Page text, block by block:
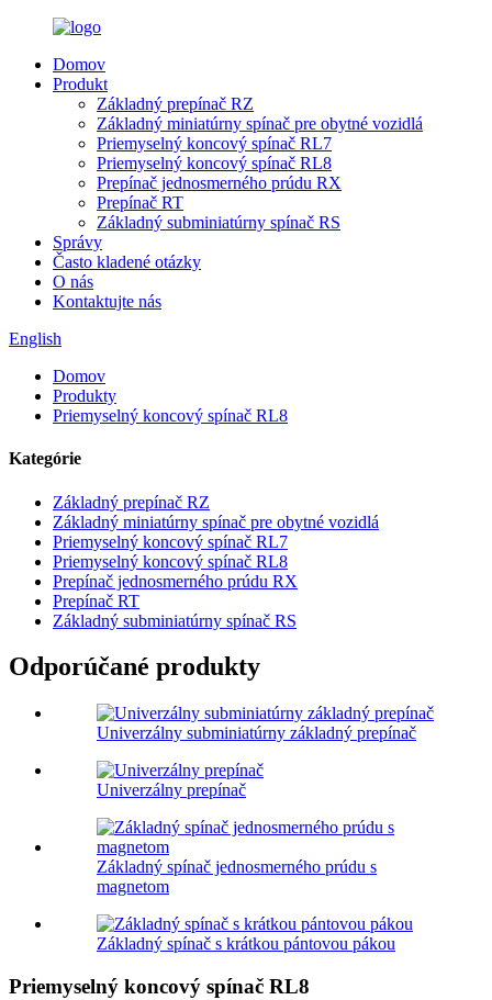
Domov
Produkt
Základný prepínač RZ
Základný miniatúrny spínač pre obytné vozidlá
Priemyselný koncový spínač RL7
Priemyselný koncový spínač RL8
Prepínač jednosmerného prúdu RX
Prepínač RT
Základný subminiatúrny spínač RS
Správy
Často kladené otázky
O nás
Kontaktujte nás
English
Domov
Produkty
Priemyselný koncový spínač RL8
Kategórie
Základný prepínač RZ
Základný miniatúrny spínač pre obytné vozidlá
Priemyselný koncový spínač RL7
Priemyselný koncový spínač RL8
Prepínač jednosmerného prúdu RX
Prepínač RT
Základný subminiatúrny spínač RS
Odporúčané produkty
Univerzálny subminiatúrny základný prepínač
Univerzálny prepínač
Základný spínač jednosmerného prúdu s
magnetom
Základný spínač s krátkou pántovou pákou
Priemyselný koncový spínač RL8